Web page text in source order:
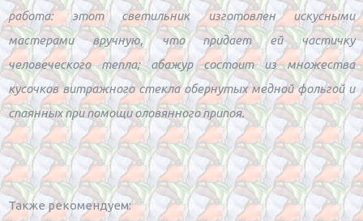
работа: этот светильник изготовлен искусными
мастерами вручную, что придает ей частичку
человеческого тепла; абажур состоит из множества
кусочков витражного стекла обернутых медной фольгой и
спаянных при помощи оловянного припоя.
Также рекомендуем: